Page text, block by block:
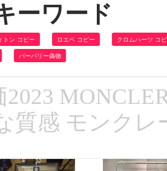
ーワード
トン コピー ロエベ コピー クロムハーツ コ
バーバリー偽物
2023
質感 モンク